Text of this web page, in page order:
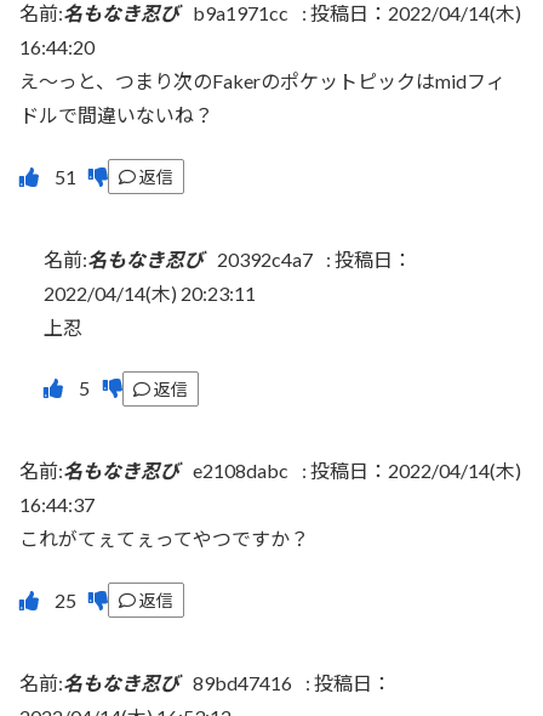
名前:名もなき忍び b9a1971cc : 投稿日：2022/04/14(木)
16:44:20
え～っと、つまり次のFakerのポケットピックはmidフィ
ドルで間違いないね？
返信
名前:名もなき忍び 20392c4a7 : 投稿日：
2022/04/14(木) 20:23:11
上忍
返信
名前:名もなき忍び e2108dabc : 投稿日：2022/04/14(木)
16:44:37
これがてぇてぇってやつですか？
返信
名前:名もなき忍び 89bd47416 : 投稿日：